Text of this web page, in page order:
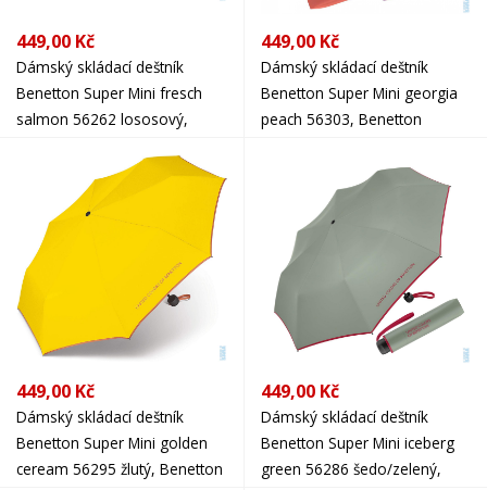
449,00 Kč
Dámský skládací deštník
Benetton Super Mini fresch
salmon 56262 lososový,
449,00 Kč
Dámský skládací deštník
Benetton Super Mini georgia
peach 56303, Benetton
449,00 Kč
Dámský skládací deštník
Benetton Super Mini golden
ceream 56295 žlutý, Benetton
449,00 Kč
Dámský skládací deštník
Benetton Super Mini iceberg
green 56286 šedo/zelený,